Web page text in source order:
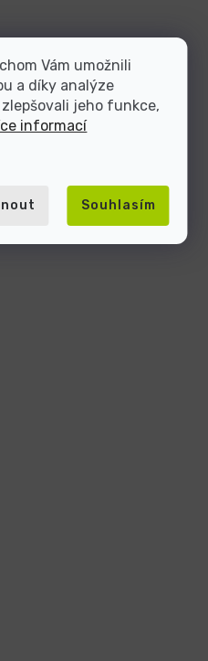
Vám umožnili
a díky analýze
jeho funkce,
informací
Souhlasím